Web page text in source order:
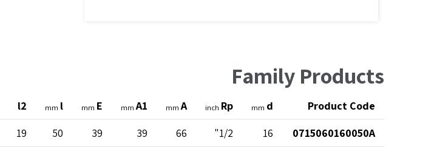
Family Products
Product Code
d
mm
Rp
inch
A
mm
A1
mm
E
mm
l
mm
l2
0715060160050A
16
1/2"
66
39
39
50
19